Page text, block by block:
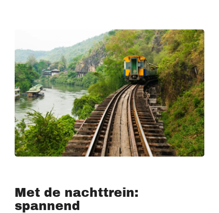
Met de nachttrein:
spannend